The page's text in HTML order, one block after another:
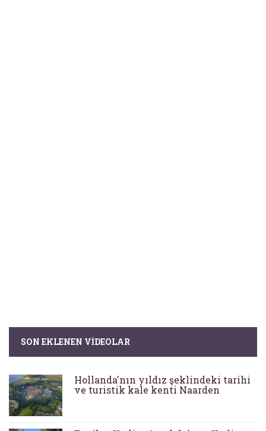
SON EKLENEN VIDEOLAR
Hollanda'nın yıldız şeklindeki tarihi
ve turistik kale kenti Naarden